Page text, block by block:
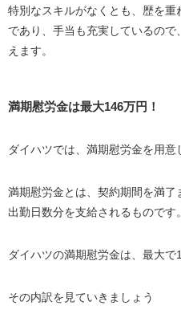
特別なスキルがなくとも、歴を
であり、手当も充実しているの
えます。
満期慰労金は最大146万円！
ダイハツでは、満期慰労金を用意
満期慰労金とは、契約期間を満
出勤日数分を支給されるものです。
ダイハツの満期慰労金は、最大で
その内訳を見ていきましょう